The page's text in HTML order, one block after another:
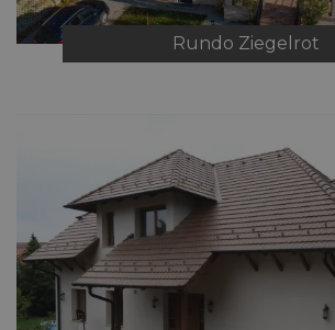
Rundo Ziegelrot